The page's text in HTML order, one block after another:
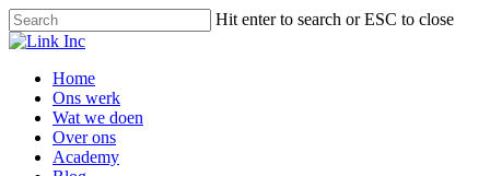
Skip
to
content
Hit enter to search or ESC to close
Close
Menu
Home
Ons werk
Wat we doen
Over ons
Academy